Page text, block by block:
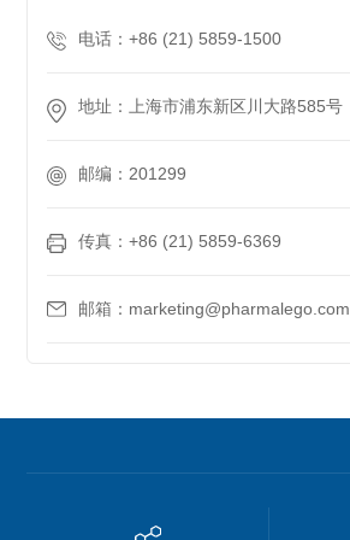
电话：+86 (21) 5859-1500
地址：上海市浦东新区川大路585号
邮编：201299
传真：+86 (21) 5859-6369
邮箱：marketing@pharmalego.com